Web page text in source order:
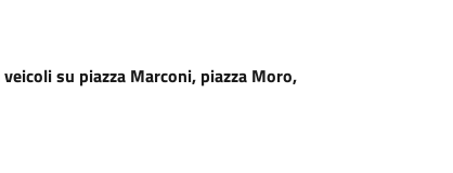
su piazza Marconi, piazza Moro,